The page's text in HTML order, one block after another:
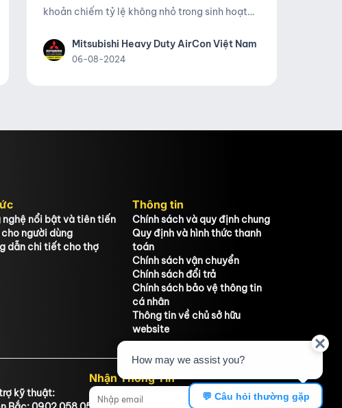
khoản chiếm tỷ lệ không nhỏ trong sinh hoạt
dụng các thiết bị điện một cách thông minh
Mitsubishi Heavy Duty AirCon Việt Nam
06-08-2024
nghệ nổi bật và tiên tiến
cho người dùng
dẫn chi tiết cho thợ
Thông tin
Chính sách và quy định chung
Quy định và hình thức thanh
toán
Chính sách vận chuyển
Chính sách đổi trả
Chính sách bảo vệ thông tin
cá nhân
Thông tin về chủ sở hữu
website
kỹ thuật:
Nhận Thông Tin